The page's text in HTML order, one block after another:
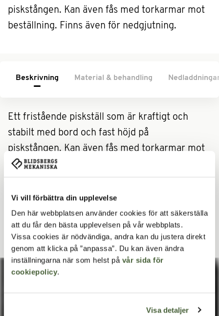
Vi vill förbättra din upplevelse
Den här webbplatsen använder cookies för att säkerställa
att du får den bästa upplevelsen på vår webbplats.
Vissa cookies är nödvändiga, andra kan du justera direkt
genom att klicka på ”anpassa”. Du kan även ändra
inställningarna när som helst på vår sida för
cookiepolicy.
Visa detaljer
piskstången. Kan även fås med torkarmar mot
beställning. Finns även för nedgjutning.
Beskrivning Material & behandling
Ett fristående piskställ som är kraftigt och
stabilt med bord och fast höjd på
piskstången. Kan även fås med torkarmar mot
beställning. Finns även för nedgjutning.
010002 För nedgjutning